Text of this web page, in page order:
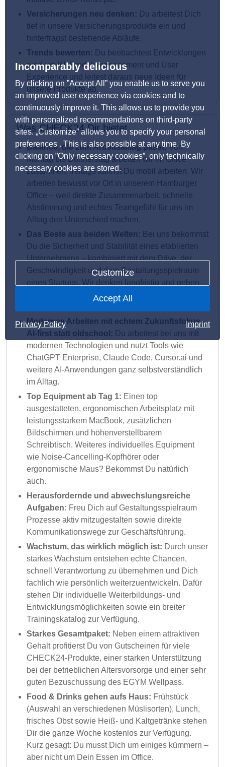
Incomparably delicious
By clicking on ”Accept All” you enable us to serve you
an improved user experience via cookies and to
continuously improve it. This allows us to provide you
with personalized recommendations on third-party
sites. „Customize” allows you to specify your personal
preferences . This is also possible at any time. By
clicking on ”Only necessary cookies”, only technically
necessary cookies are stored.
Customize
Accept All
Privacy Policy Imprint
Versicherungen neu denken: Du arbeitest Dich
tief in unsere Versicherungsprodukte ein und
hinterfragst bestehende Abläufe.
Trends bewerten: Du beobachtest Entwicklungen
rund um KI, Produktmanagement und User
Experience und leitest daraus neue Ideen für
unsere Produkte ab.
Was CHECK24 Dir bietet
Balance, die zum Arbeitsalltag passt:Von
Montag bis Donnerstag arbeiten wir im Office
zusammen, freitags kannst Du mobil arbeiten. Wir
arbeiten bewusst vor Ort in unserem Hamburger
Office – weil direkte Zusammenarbeit, schnelle
Abstimmung und echtes Teamgefühl für uns im
Alltag den Unterschied machen.
Das Beste aus beiden Welten: Bei uns bekommst
Du die Sicherheit und Stabilität eines etablierten
Unternehmens – kombiniert mit dem Drive, der
Geschwindigkeit und dem Gestaltungsspielraum
eines Startups. Wir denken langfristig und geben
Dir gleichzeitig die Chance, Prozesse und Themen
Modernes Arbeiten mit echtem Zukunftsfokus -
AI-first statt oldschool: Du arbeitest bei uns mit
modernen Technologien und nutzt Tools wie
ChatGPT Enterprise, Claude Code, Cursor.ai und
weitere AI-Anwendungen ganz selbstverständlich
im Alltag.
Top Equipment ab Tag 1: Einen top
ausgestatteten, ergonomischen Arbeitsplatz mit
leistungsstarkem MacBook, zusätzlichen
Bildschirmen und höhenverstellbarem
Schreibtisch. Weiteres individuelles Equipment
wie Noise-Cancelling-Kopfhörer oder
ergonomische Maus? Bekommst Du natürlich
auch.
Herausfordernde und abwechslungsreiche
Aufgaben: Freu Dich auf Gestaltungsspielraum
Prozesse aktiv mitzugestalten sowie direkte
Kommunikationswege zur Geschäftsführung.
Wachstum, das wirklich möglich ist: Durch unser
starkes Wachstum entstehen echte Chancen,
schnell Verantwortung zu übernehmen und Dich
fachlich wie persönlich weiterzuentwickeln. Dafür
stehen Dir individuelle Weiterbildungs- und
Entwicklungsmöglichkeiten sowie ein breiter
Trainingskatalog zur Verfügung.
Starkes Gesamtpaket: Neben einem attraktiven
Gehalt profitierst Du von Gutscheinen für viele
CHECK24-Produkte, einer starken Unterstützung
bei der betrieblichen Altersvorsorge und einer sehr
guten Bezuschussung des EGYM Wellpass.
Food & Drinks gehen aufs Haus: Frühstück
(Auswahl an verschiedenen Müslisorten), Lunch,
frisches Obst sowie Heiß- und Kaltgetränke stehen
Dir die ganze Woche kostenlos zur Verfügung.
Kurz gesagt: Du musst Dich um einiges kümmern –
aber nicht um Dein Essen im Office.